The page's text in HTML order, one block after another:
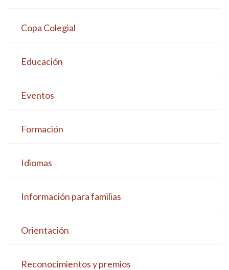
Copa Colegial
Educación
Eventos
Formación
Idiomas
Información para familias
Orientación
Reconocimientos y premios